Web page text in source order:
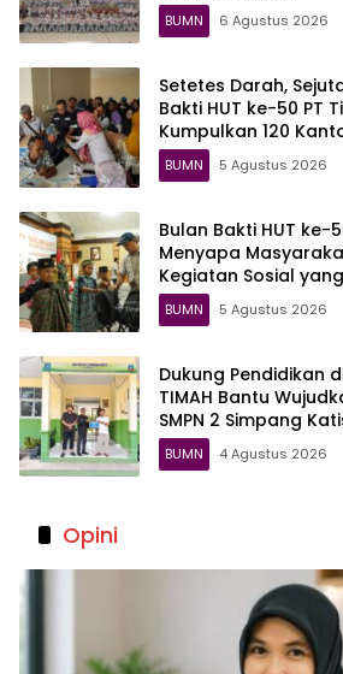
BUMN 6 Agustus 2026
Setetes Darah,
Bakti HUT ke-50 PT
Kumpulkan 120
BUMN 5 Agustus 2026
Bulan Bakti HUT ke-
Menyapa
Kegiatan Sosial
Langsung Warga
BUMN 5 Agustus 2026
Dukung Pendidikan
TIMAH Bantu
SMPN 2 Simpang
BUMN 4 Agustus 2026
Opini